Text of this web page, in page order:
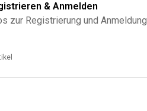
& Anmelden
zur Registrierung und Anmeldung